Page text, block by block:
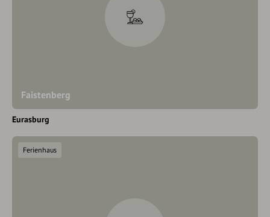
Faistenberg
Eurasburg
Ferienhaus